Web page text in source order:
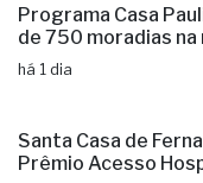
Programa Casa
de 750 moradias na
há 1 dia
Santa Casa de
Prêmio Acesso